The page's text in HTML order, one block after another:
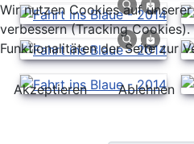
Wir nutzen Cookies auf
verbessern (Tracking
Funktionalitäten der Seite zur
Akzeptieren Ablehnen